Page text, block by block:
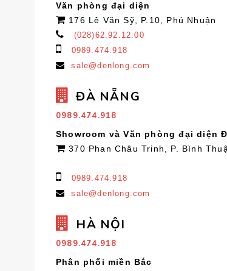
Văn phòng đại diện
176 Lê Văn Sỹ, P.10, Phú Nhuận
(028)62.92.12.00
0989.474.918
sale@denlong.com
ĐÀ NẴNG
0989.474.918
Showroom và Văn phòng đại diện
370 Phan Châu Trinh, P. Bình
0989.474.918
sale@denlong.com
HÀ NỘI
0989.474.918
Phân phối miền Bắc